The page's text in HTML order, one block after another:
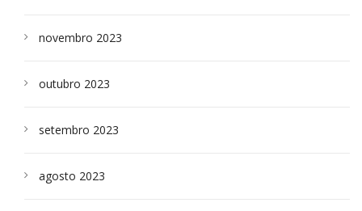
novembro 2023
outubro 2023
setembro 2023
agosto 2023